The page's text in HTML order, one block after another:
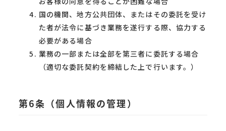
国の機関、地方公共団体、またはその委託を受け
た者が法令に基づき業務を遂行する際、協力する
必要がある場合
業務の一部または全部を第三者に委託する場合
（適切な委託契約を締結した上で行います。）
第6条（個人情報の管理）